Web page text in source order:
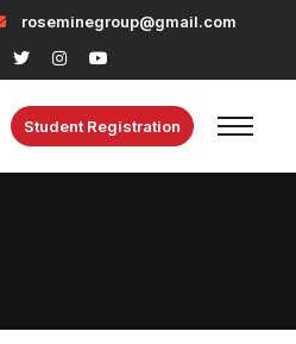
roseminegroup@gmail.com
Student Registration